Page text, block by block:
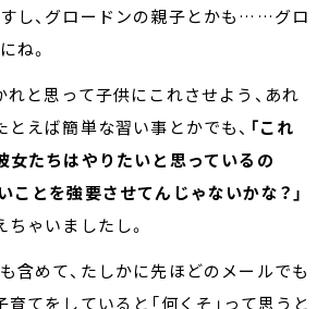
し、グロードンの親子とかも……グロ
ね。
れと思って子供にこれさせよう、あれ
とえば簡単な習い事とかでも、 「これ
女たちはやりたいと思っているの
とを強要させてんじゃないかな？」
ちゃいましたし。
含めて、たしかに先ほどのメールでも
育てをしていると「何くそ」って思うと